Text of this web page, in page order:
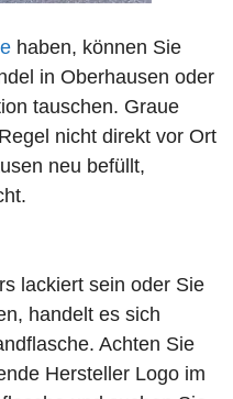
haben, können Sie
in Oberhausen oder
tauschen. Graue
nicht direkt vor Ort
neu befüllt,
lackiert sein oder Sie
handelt es sich
Achten Sie
Hersteller Logo im